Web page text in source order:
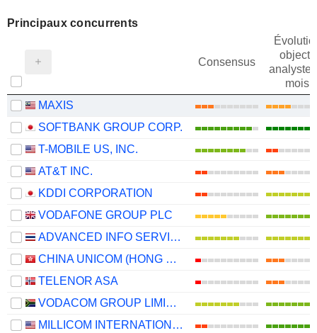
Principaux concurrents
Consensus
objectif
mois
MAXIS
SOFTBANK GROUP CORP.
T-MOBILE US, INC.
AT&T INC.
KDDI CORPORATION
VODAFONE GROUP PLC
ADVANCED INFO SERVICE
CHINA UNICOM (HONG KONG) LIMITED
TELENOR ASA
VODACOM GROUP LIMITED
MILLICOM INTERNATIONAL CELLULAR S.A.